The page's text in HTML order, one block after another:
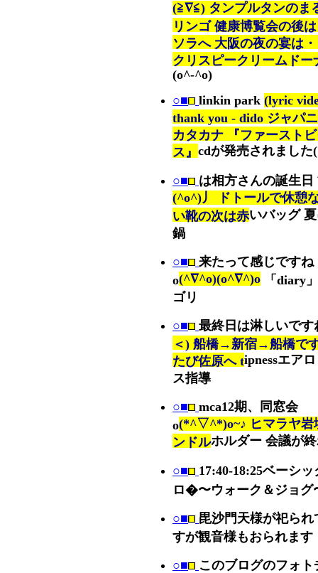
(≧∇≦) タンプルタンのま
リンゴ 健康博覧会の後
ソラへ 大阪の夜の宴は
クリスピークリームドー
(o^-^o)
○■ linkin park (lyric
thank you - dido ジャパ
カタカナ 『ファースト
ス』 cdが発売されました(
○■
は相方さんの誕生日
(^o^)丿 ドトールで休憩
い靴の次は赤いバッグ
鍋
○■ 来たって感じですね
o(^∇^o)(o^∇^)o 「diary
ゴリ
○■ 最終日は淋しいです
＜) 船橋→新宿→船橋で
たび佐原へ tipnessエア
ス指導
○■ mca12期、同窓会
o(*^▽^*)o~♪ ヒマラヤ岩
ンドルホルダー 会議が
○■ 17:40-18:25ベーシ
ロ�〜ウォーク＆ジョグ
○■ 毘沙門天様が祀られ
すが観音様もおられます
○■ このブログのフォト